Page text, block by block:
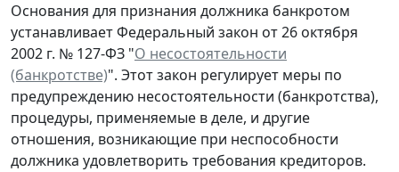
Основания для признания должника банкротом
устанавливает Федеральный закон от 26 октября
2002 г. № 127-ФЗ "О несостоятельности
(банкротстве)". Этот закон регулирует меры по
предупреждению несостоятельности (банкротства),
процедуры, применяемые в деле, и другие
отношения, возникающие при неспособности
должника удовлетворить требования кредиторов.